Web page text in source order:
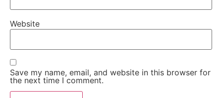
Website
Save my name, email, and website in this browser for
the next time I comment.